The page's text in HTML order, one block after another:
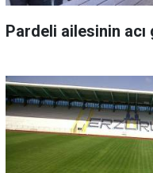
Pardeli ailesinin acı